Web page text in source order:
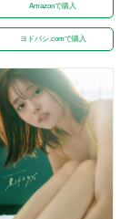
Amazonで購入
ヨドバシ.comで購入